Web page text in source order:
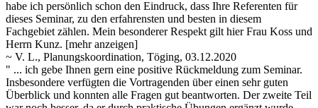
habe ich persönlich schon den Eindruck, dass Ihre Referenten für
dieses Seminar, zu den erfahrensten und besten in diesem
Fachgebiet zählen. Mein besonderer Respekt gilt hier Frau Koss und
Herrn Kunz. [mehr anzeigen]
~ V. L., Planungskoordination, Töging, 03.12.2020
" ... ich gebe Ihnen gern eine positive Rückmeldung zum Seminar.
Insbesondere verfügten die Vortragenden über einen sehr guten
Überblick und konnten alle Fragen gut beantworten. Der zweite Teil